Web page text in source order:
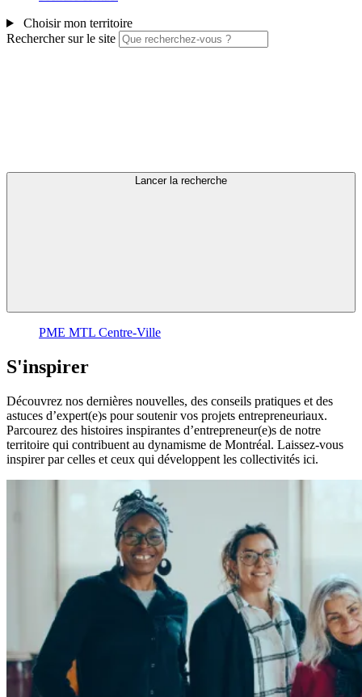
Choisir mon territoire
Rechercher sur le site
Lancer la recherche
PME MTL Centre-Ville
S'inspirer
Découvrez nos dernières nouvelles, des conseils pratiques et des
astuces d’expert(e)s pour soutenir vos projets entrepreneuriaux.
Parcourez des histoires inspirantes d’entrepreneur(e)s de notre
territoire qui contribuent au dynamisme de Montréal. Laissez-vous
inspirer par celles et ceux qui développent les collectivités ici.